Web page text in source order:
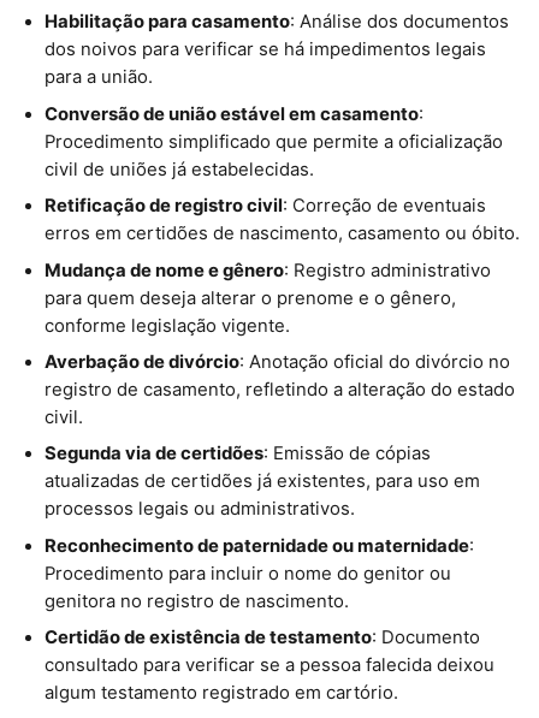
Habilitação para casamento: Análise dos documentos
dos noivos para verificar se há impedimentos legais
para a união.
Conversão de união estável em casamento:
Procedimento simplificado que permite a oficialização
civil de uniões já estabelecidas.
Retificação de registro civil: Correção de eventuais
erros em certidões de nascimento, casamento ou óbito.
Mudança de nome e gênero: Registro administrativo
para quem deseja alterar o prenome e o gênero,
conforme legislação vigente.
Averbação de divórcio: Anotação oficial do divórcio no
registro de casamento, refletindo a alteração do estado
civil.
Segunda via de certidões: Emissão de cópias
atualizadas de certidões já existentes, para uso em
processos legais ou administrativos.
Reconhecimento de paternidade ou maternidade:
Procedimento para incluir o nome do genitor ou
genitora no registro de nascimento.
Certidão de existência de testamento: Documento
consultado para verificar se a pessoa falecida deixou
algum testamento registrado em cartório.